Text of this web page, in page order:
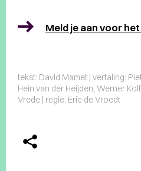
Meld je aan voor
tekst: David Mamet | vertaling:
Hein van der Heijden, Werner
Vrede | regie: Eric de Vroedt